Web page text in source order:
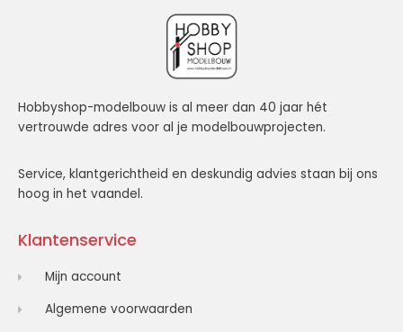
Hobbyshop-modelbouw is al meer dan 40 jaar hét
vertrouwde adres voor al je modelbouwprojecten.
Service, klantgerichtheid en deskundig advies staan bij ons
hoog in het vaandel.
Klantenservice
Mijn account
Algemene voorwaarden